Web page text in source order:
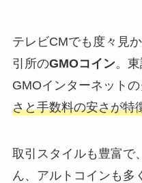
テレビCMでも度々見
引所のGMOコイン。
GMOインターネットの
さと手数料の安さが特
取引スタイルも豊富で
ん、アルトコインも多